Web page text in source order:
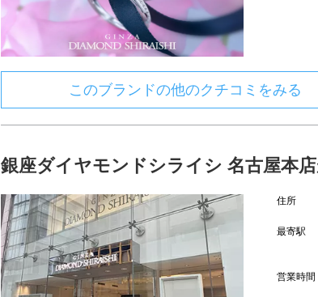
このブランドの他のクチコミをみる
銀座ダイヤモンドシライシ 名古屋本
住所
最寄駅
営業時間